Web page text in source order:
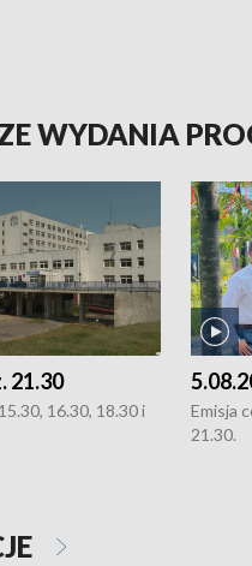
WYDANIA
21.30
16.30, 18.30 i
Emisja
21.30.